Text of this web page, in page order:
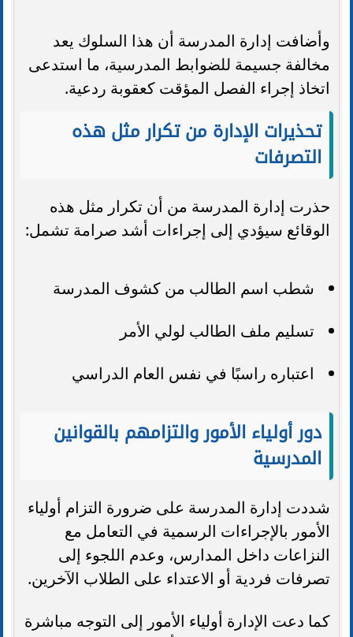
وأضافت إدارة المدرسة أن هذا السلوك يعد
مخالفة جسيمة للضوابط المدرسية، ما استدعى
اتخاذ إجراء الفصل المؤقت كعقوبة ردعية.
تحذيرات الإدارة من تكرار مثل هذه
التصرفات
حذرت إدارة المدرسة من أن تكرار مثل هذه
الوقائع سيؤدي إلى إجراءات أشد صرامة تشمل:
شطب اسم الطالب من كشوف المدرسة
تسليم ملف الطالب لولي الأمر
اعتباره راسبًا في نفس العام الدراسي
دور أولياء الأمور والتزامهم بالقوانين
المدرسية
شددت إدارة المدرسة على ضرورة التزام أولياء
الأمور بالإجراءات الرسمية في التعامل مع
النزاعات داخل المدارس، وعدم اللجوء إلى
تصرفات فردية أو الاعتداء على الطلاب الآخرين.
كما دعت الإدارة أولياء الأمور إلى التوجه مباشرة